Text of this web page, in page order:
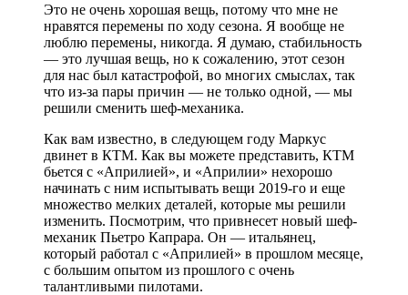
Это не очень хорошая вещь, потому что мне не
нравятся перемены по ходу сезона. Я вообще не
люблю перемены, никогда. Я думаю, стабильность
— это лучшая вещь, но к сожалению, этот сезон
для нас был катастрофой, во многих смыслах, так
что из-за пары причин — не только одной, — мы
решили сменить шеф-механика.
Как вам известно, в следующем году Маркус
двинет в КТМ. Как вы можете представить, КТМ
бьется с «Априлией», и «Априлии» нехорошо
начинать с ним испытывать вещи 2019-го и еще
множество мелких деталей, которые мы решили
изменить. Посмотрим, что привнесет новый шеф-
механик Пьетро Капрара. Он — итальянец,
который работал с «Априлией» в прошлом месяце,
с большим опытом из прошлого с очень
талантливыми пилотами.